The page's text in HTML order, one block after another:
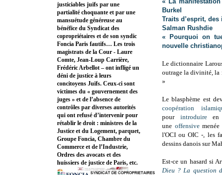
Burkel
Traits d’esprit,
Salman Rushdie
« Pourquoi on
nouvelle
Le dictionnaire
outrage la divinité, la
»
Le blasphème est
coopération
pour introduireen
une offensivemenée
l'OCI ou OIC -, les
dessins danois sur
Est-ce un hasard si
Dieu ? La question
justiciables juifs par une
partialité choquante et par une
mansuétude généreuse au
bénéfice du Syndicat des
copropriétaires et de son syndic
Foncia Paris fautifs… Les trois
magistrats de la Cour - Laure
Comte, Jean-Loup Carrière,
Frédéric Arbellot – ont infligé un
déni de justice à leurs
concitoyens Juifs. Ceux-ci sont
victimes du « gouvernement des
juges » et de l’absence de
contrôles par diverses autorités
qui ont refusé d’intervenir pour
rétablir le droit : ministres de la
Justice et du Logement, parquet,
Groupe Foncia, Chambre du
Commerce et de l’Industrie,
Ordres des avocats et des
huissiers de justice de Paris, etc.